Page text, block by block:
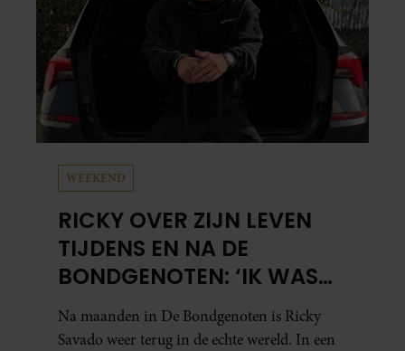
WEEKEND
RICKY OVER ZIJN LEVEN
TIJDENS EN NA DE
BONDGENOTEN: ‘IK WAS
MENTAAL EN FYSIEK
UITGEPUT’
Na maanden in De Bondgenoten is Ricky
Savado weer terug in de echte wereld. In een